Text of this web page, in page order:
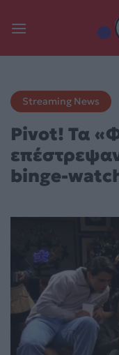
Streaming News
Pivot! Τα
binge-